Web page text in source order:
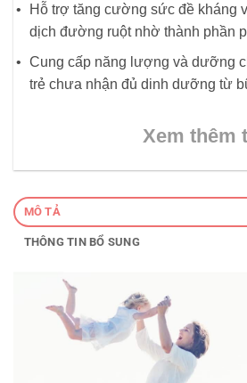
Hỗ trợ tăng cường sức đề kháng
dịch đường ruột nhờ thành phần
Cung cấp năng lượng và dưỡng
trẻ chưa nhận đủ dinh dưỡng từ
Xem thêm
MÔ TẢ
THÔNG TIN BỔ SUNG